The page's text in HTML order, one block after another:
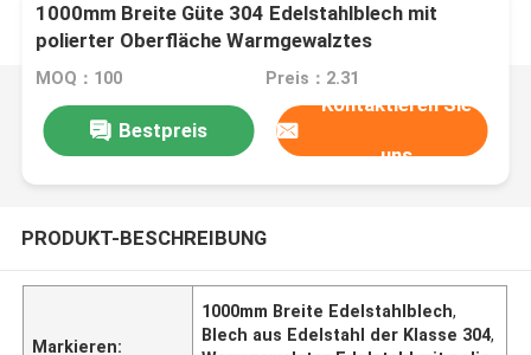
1000mm Breite Güte 304 Edelstahlblech mit
polierter Oberfläche Warmgewalztes
Edelstahlblech
MOQ：100 Preis：2.31
Bestpreis
Kontaktieren Sie
uns
PRODUKT-BESCHREIBUNG
Markieren:
1000mm Breite Edelstahlblech,
Blech aus Edelstahl der Klasse 304,